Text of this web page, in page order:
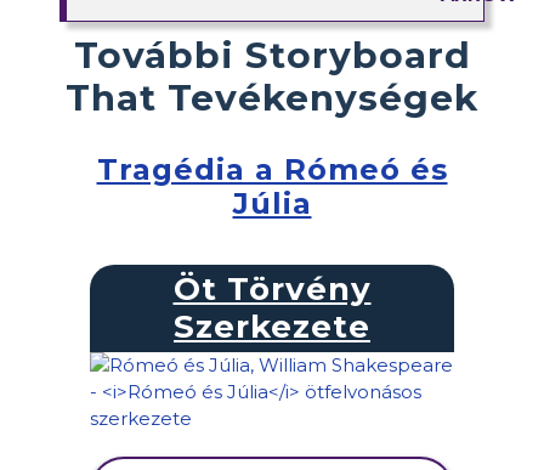
További Storyboard
That Tevékenységek
Tragédia a Rómeó és
Júlia
Öt Törvény
Szerkezete